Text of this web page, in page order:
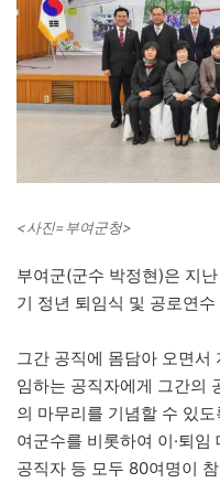
<사진=부여군청>
부여군(군수 박정현)은 지
기 정년 퇴임식 및 공로연
그간 공직에 몸담아 오면서
임하는 공직자에게 그간의
의 마무리를 기념할 수 있
여군수를 비롯하여 이·퇴
공직자 등 모두 80여명이